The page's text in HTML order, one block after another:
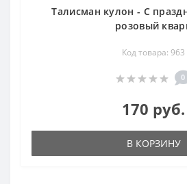
Талисман кулон - С
розовый
Код товара: 963
0
170 руб.
В КОРЗИНУ